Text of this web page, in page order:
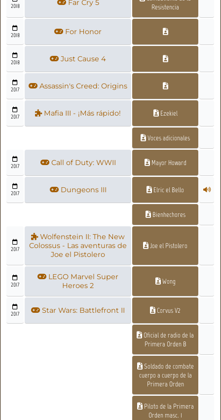
2018 Far Cry 5
Resistencia
2018 For Honor
2018 Just Cause 4
2017 Assassin's Creed: Origins
2017 Mafia III - ¡Más rápido! Ezekiel
Voces adicionales
2017 Call of Duty: WWII Mayor Howard
2017 Dungeons III Elric el Bello
Bienhechores
2017
Wolfenstein II: The New
Colossus - Las aventuras de
Joe el Pistolero
Joe el Pistolero
2017
LEGO Marvel Super
Heroes 2
Wong
2017 Star Wars: Battlefront II Corvus V2
Oficial de radio de la
Primera Orden B
Soldado de combate
cuerpo a cuerpo de la
Primera Orden
Piloto de la Primera
Orden masc. 1